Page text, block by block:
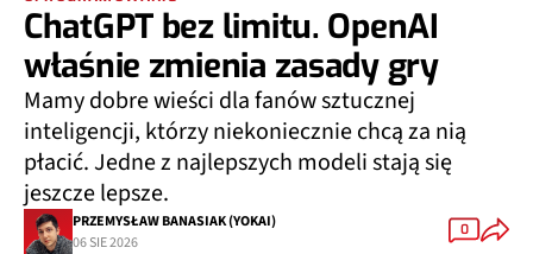
ChatGPT bez limitu. OpenAI
właśnie zmienia zasady gry
Mamy dobre wieści dla fanów sztucznej
inteligencji, którzy niekoniecznie chcą za nią
płacić. Jedne z najlepszych modeli stają się
jeszcze lepsze.
PRZEMYSŁAW BANASIAK (YOKAI)
06 SIE 2026
0